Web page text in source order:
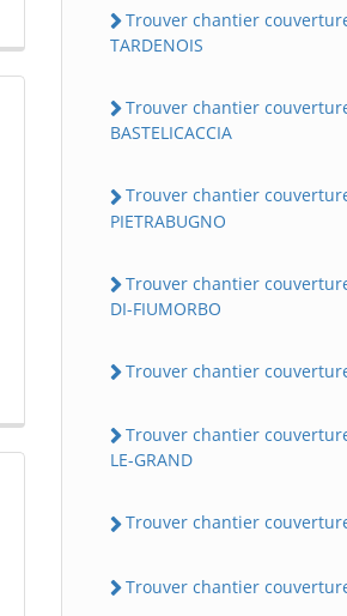
Trouver chantier couverture
TARDENOIS
Trouver chantier
BASTELICACCIA
Trouver chantier
PIETRABUGNO
Trouver chantier
DI-FIUMORBO
Trouver chantier
Trouver chantier couverture
LE-GRAND
Trouver chantier couverture
Trouver chantier couverture